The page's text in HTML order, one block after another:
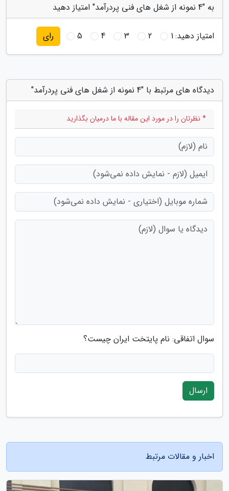
به "4 نمونه از شغل های فنی پردرآمد" امتیاز دهید
امتیاز دهید:1
2
3
4
5 رای
دیدگاه های مرتبط با "4 نمونه از شغل های فنی پردرآمد"
* نظرتان را در مورد این مقاله با ما درمیان بگذارید
سوال اتفاقی: نام پایتخت ایران چیست؟
ارسال
اخبار و مقالات مرتبط